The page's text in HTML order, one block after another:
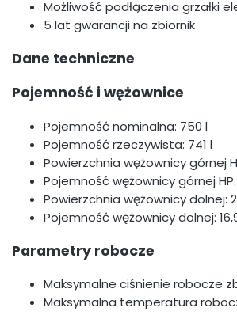
Możliwość podłączenia grzałki
5 lat gwarancji na zbiornik
Dane techniczne
Pojemność i wężownice
Pojemność nominalna: 750 l
Pojemność rzeczywista: 741 l
Powierzchnia wężownicy górnej
Pojemność wężownicy górnej
Powierzchnia wężownicy dolnej:
Pojemność wężownicy dolnej:
Parametry robocze
Maksymalne ciśnienie robocze
Maksymalna temperatura